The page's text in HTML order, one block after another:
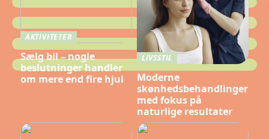
AKTIVITETER
Sælg bil – nogle
beslutninger handler
om mere end fire hjul
LIVSSTIL
Moderne
skønhedsbehandlinger
med fokus på
naturlige resultater